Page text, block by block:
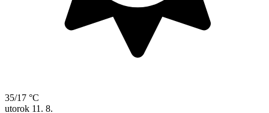
35/17 °C
utorok 11. 8.